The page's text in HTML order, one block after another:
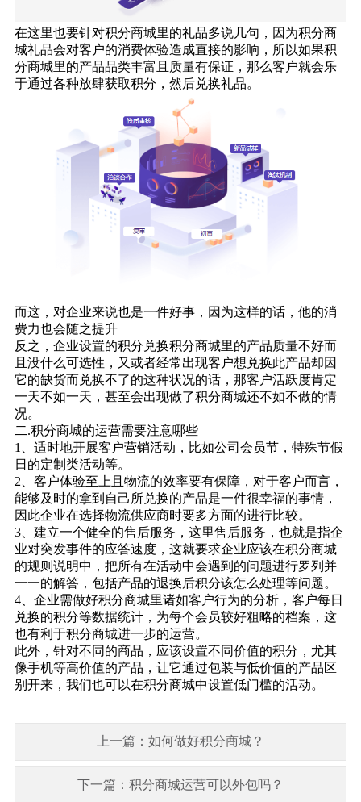
在这里也要针对积分商城里的礼品多说几句，因为积分商
城礼品会对客户的消费体验造成直接的影响，所以如果积
分商城里的产品品类丰富且质量有保证，那么客户就会乐
于通过各种放肆获取积分，然后兑换礼品。
而这，对企业来说也是一件好事，因为这样的话，他的消
费力也会随之提升
反之，企业设置的积分兑换积分商城里的产品质量不好而
且没什么可选性，又或者经常出现客户想兑换此产品却因
它的缺货而兑换不了的这种状况的话，那客户活跃度肯定
一天不如一天，甚至会出现做了积分商城还不如不做的情
况。
二.积分商城的运营需要注意哪些
1、适时地开展客户营销活动，比如公司会员节，特殊节假
日的定制类活动等。
2、客户体验至上且物流的效率要有保障，对于客户而言，
能够及时的拿到自己所兑换的产品是一件很幸福的事情，
因此企业在选择物流供应商时要多方面的进行比较。
3、建立一个健全的售后服务，这里售后服务，也就是指企
业对突发事件的应答速度，这就要求企业应该在积分商城
的规则说明中，把所有在活动中会遇到的问题进行罗列并
一一的解答，包括产品的退换后积分该怎么处理等问题。
4、企业需做好积分商城里诸如客户行为的分析，客户每日
兑换的积分等数据统计，为每个会员较好粗略的档案，这
也有利于积分商城进一步的运营。
此外，针对不同的商品，应该设置不同价值的积分，尤其
像手机等高价值的产品，让它通过包装与低价值的产品区
别开来，我们也可以在积分商城中设置低门槛的活动。
上一篇：如何做好积分商城？
下一篇：积分商城运营可以外包吗？